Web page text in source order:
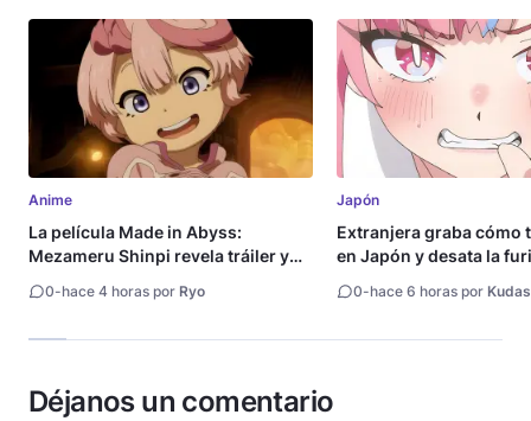
Anime
La película Made in Abyss:
Mezameru Shinpi revela tráiler y
0-hace 4 horas por Ryo
Japón
Extranjera graba cómo
en Japón y desata la
0-hace 6 horas por
Déjanos un comentario